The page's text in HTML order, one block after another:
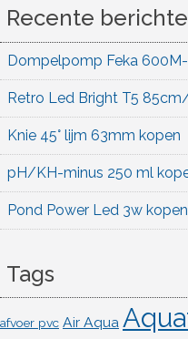
Recente
Dompelpomp Feka
Retro Led Bright T5
Knie 45° lijm 63mm kopen
pH/KH-minus 250 ml
Pond Power Led 3w kopen
Tags
afvoer pvc Air Aqua